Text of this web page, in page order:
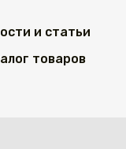
и статьи
товаров